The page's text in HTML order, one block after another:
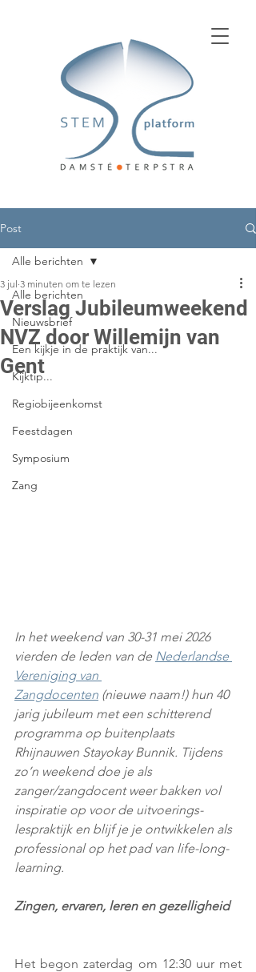
Post
Alle berichten
Nieuwsbrief
Een kijkje in de praktijk van...
Kijktip...
Regiobijeenkomst
Feestdagen
Symposium
Zang
Alle berichten
Verslag Jubileumweekend
NVZ door Willemijn van
Gent
3 jul 3 minuten om te lezen
In het weekend van 30-31 mei 2026
vierden de leden van de Nederlandse
Vereniging van
Zangdocenten (nieuwe naam!) hun 40
jarig jubileum met een schitterend
programma op buitenplaats
Rhijnauwen Stayokay Bunnik. Tijdens
zo’n weekend doe je als
zanger/zangdocent weer bakken vol
inspiratie op voor de uitvoerings-
lespraktijk en blijf je je ontwikkelen als
professional op het pad van life-long-
learning.
Zingen, ervaren, leren en gezelligheid
Het begon zaterdag om 12:30 uur met